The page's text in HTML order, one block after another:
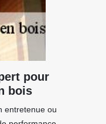
pour
bois
entretenue ou